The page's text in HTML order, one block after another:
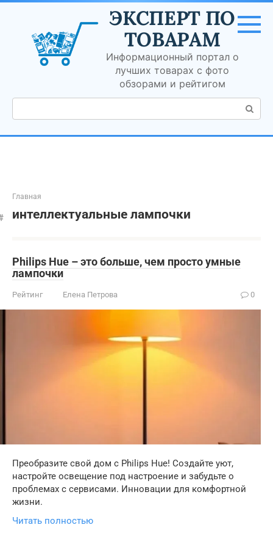
Перейти
контенту
ЭКСПЕРТ ПО
ТОВАРАМ
Информационный портал о
лучших товарах с фото
обзорами и рейтигом
Поиск:
Главная
интеллектуальные лампочки
Philips Hue – это больше, чем просто умные
лампочки
Рейтинг Елена Петрова 0
Преобразите свой дом с Philips Hue! Создайте уют,
настройте освещение под настроение и забудьте о
проблемах с сервисами. Инновации для комфортной
жизни.
Читать полностью